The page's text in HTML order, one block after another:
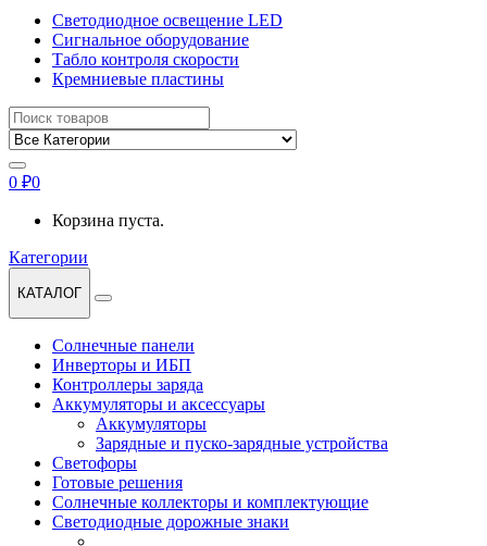
Светодиодное освещение LED
Сигнальное оборудование
Табло контроля скорости
Кремниевые пластины
Найти:
0 ₽0
Корзина пуста.
Категории
КАТАЛОГ
Солнечные панели
Инверторы и ИБП
Контроллеры заряда
Аккумуляторы и аксессуары
Аккумуляторы
Зарядные и пуско-зарядные устройства
Светофоры
Готовые решения
Солнечные коллекторы и комплектующие
Светодиодные дорожные знаки